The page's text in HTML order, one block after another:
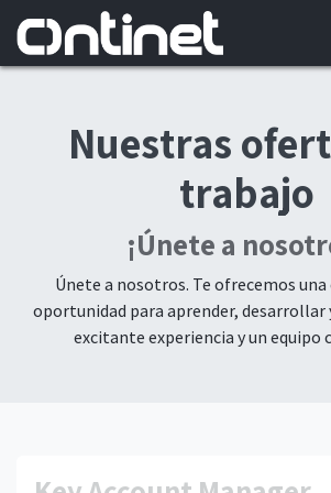
Nuestras
trabajo
¡Únete a
Únete a nosotros. Te ofrecemos
oportunidad para aprender, desarrollar
excitante experiencia y un equipo